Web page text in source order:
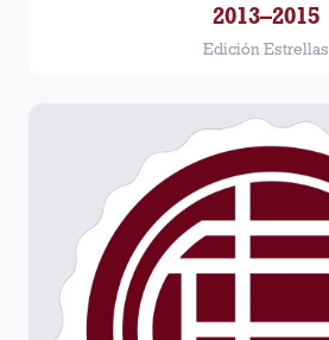
2013–2015
Edición Estrellas